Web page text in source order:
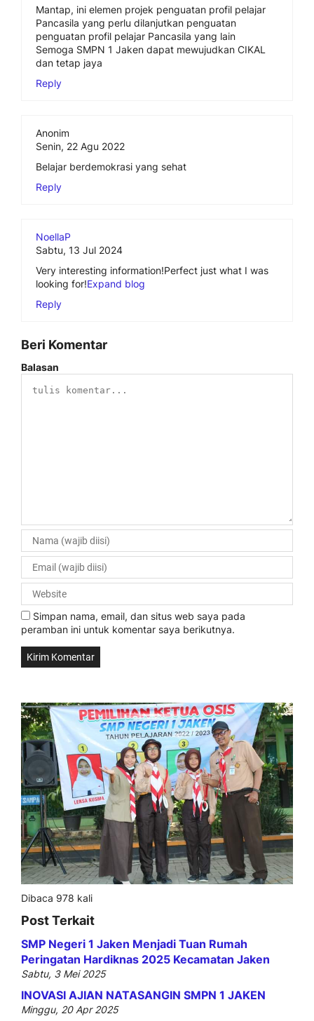
Mantap, ini elemen projek penguatan profil pelajar
Pancasila yang perlu dilanjutkan penguatan
penguatan profil pelajar Pancasila yang lain
Semoga SMPN 1 Jaken dapat mewujudkan CIKAL
dan tetap jaya
Reply
Anonim
Senin, 22 Agu 2022
Belajar berdemokrasi yang sehat
Reply
NoellaP
Sabtu, 13 Jul 2024
Very interesting information!Perfect just what I was
looking for!Expand blog
Reply
Beri Komentar
Balasan
Simpan nama, email, dan situs web saya pada
peramban ini untuk komentar saya berikutnya.
Dibaca 978 kali
Post Terkait
SMP Negeri 1 Jaken Menjadi Tuan Rumah
Peringatan Hardiknas 2025 Kecamatan Jaken
Sabtu, 3 Mei 2025
INOVASI AJIAN NATASANGIN SMPN 1 JAKEN
Minggu, 20 Apr 2025